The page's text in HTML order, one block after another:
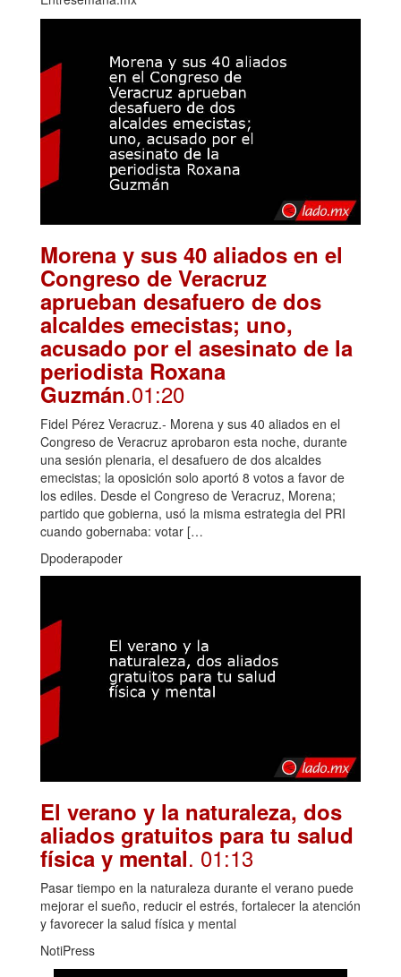
Morena y sus 40 aliados en el
Congreso de Veracruz
aprueban desafuero de dos
alcaldes emecistas; uno,
acusado por el asesinato de la
periodista Roxana
Guzmán.01:20
Fidel Pérez Veracruz.- Morena y sus 40 aliados en el
Congreso de Veracruz aprobaron esta noche, durante
una sesión plenaria, el desafuero de dos alcaldes
emecistas; la oposición solo aportó 8 votos a favor de
los ediles. Desde el Congreso de Veracruz, Morena;
partido que gobierna, usó la misma estrategia del PRI
cuando gobernaba: votar […
Dpoderapoder
El verano y la naturaleza, dos
aliados gratuitos para tu salud
física y mental. 01:13
Pasar tiempo en la naturaleza durante el verano puede
mejorar el sueño, reducir el estrés, fortalecer la atención
y favorecer la salud física y mental
NotiPress